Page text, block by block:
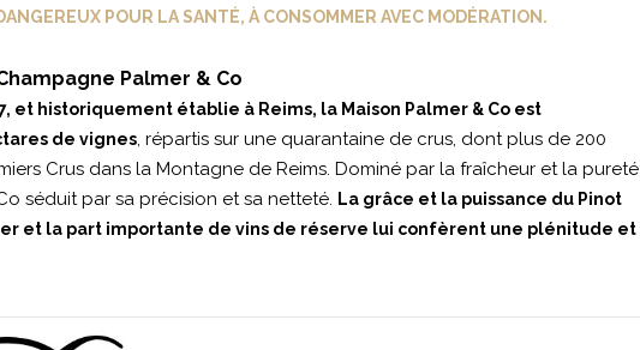
POUR LA SANTÉ, À CONSOMMER AVEC MODÉRATION.
Palmer & Co
et historiquement établie à Reims, la Maison Palmer & Co est
de vignes, répartis sur une quarantaine de crus, dont plus de 200
Crus dans la Montagne de Reims. Dominé par la fraîcheur et la pureté
séduit par sa précision et sa netteté. La grâce et la puissance du Pinot
et la part importante de vins de réserve lui confèrent une plénitude et